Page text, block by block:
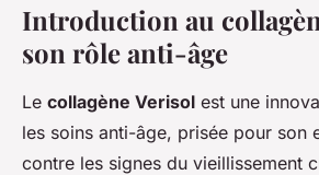
Introduction au
son rôle anti-âge
Le collagène Verisol est une
les soins anti-âge, prisée pour son
contre les signes du vieillissement